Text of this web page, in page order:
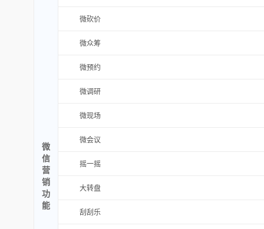
微
信
营
销
功
能
微砍价
微众筹
微预约
微调研
微现场
微会议
摇一摇
大转盘
刮刮乐